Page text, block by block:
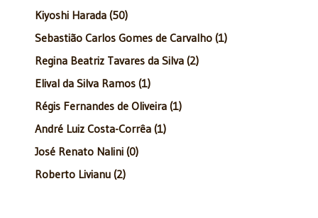
Kiyoshi Harada (50)
Sebastião Carlos Gomes de Carvalho (1)
Regina Beatriz Tavares da Silva (2)
Elival da Silva Ramos (1)
Régis Fernandes de Oliveira (1)
André Luiz Costa-Corrêa (1)
José Renato Nalini (0)
Roberto Livianu (2)